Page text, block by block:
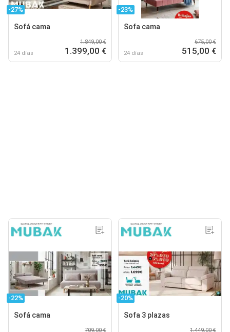
-27%
Sofá cama
24 días
1.849,00 €
1.399,00 €
-23%
Sofa cama
24 días
675,00 €
515,00 €
-22%
Sofá cama
709,00 €
-20%
Sofa 3 plazas
1.449,00 €